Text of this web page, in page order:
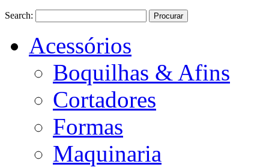
Search: Procurar
Acessórios
Boquilhas & Afins
Cortadores
Formas
Maquinaria